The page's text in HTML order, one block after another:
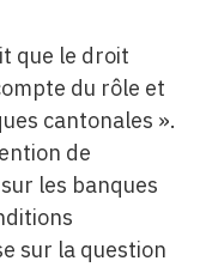
que le droit
du rôle et
cantonales ».
de
les banques
sur la question